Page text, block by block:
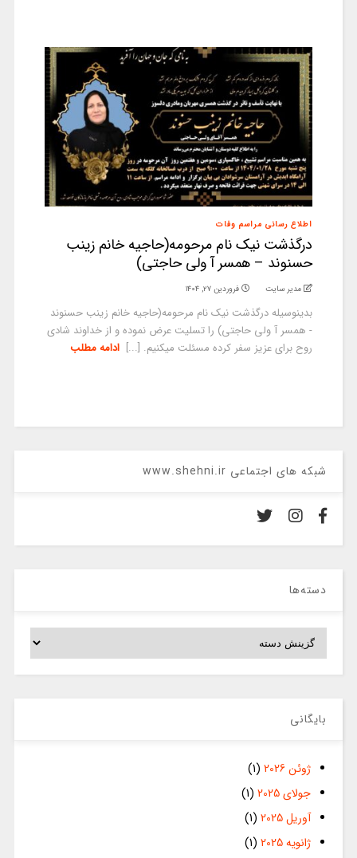
اطلاع رسانی مراسم وفات
درگذشت نیک نام مرحومه(حاجیه خانم زینب
حسنوند – همسر آ ولی حاجتی)
مدیر سایت فروردین ۲۷, ۱۴۰۴
بدینوسیله درگذشت نیک نام مرحومه(حاجیه خانم زینب حسنوند
- همسر آ ولی حاجتی) را تسلیت عرض نموده و از خداوند شادی
روح برای عزیز سفر کرده مسئلت میکنیم. [...] ادامه مطلب
شبکه های اجتماعی www.shehni.ir
دسته‌ها
دسته‌ها
بایگانی
ژوئن 2026
(1)
جولای 2025
(1)
آوریل 2025
(1)
ژانویه 2025
(1)